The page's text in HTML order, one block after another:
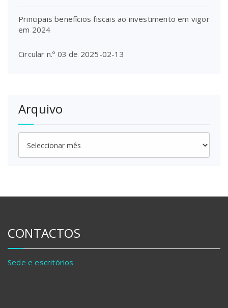
Principais benefícios fiscais ao investimento em vigor
em 2024
Circular n.º 03 de 2025-02-13
Arquivo
CONTACTOS
Sede e escritórios